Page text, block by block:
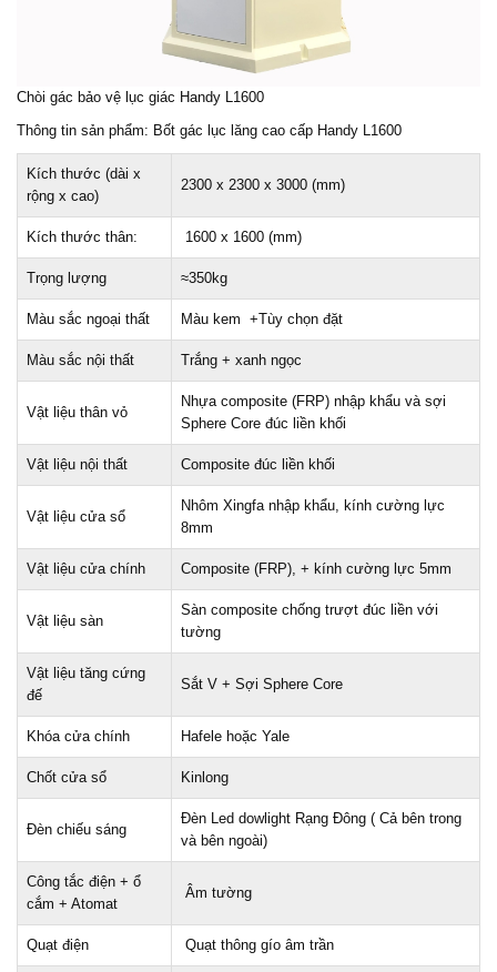
Chòi gác bảo vệ lục giác Handy L1600
Thông tin sản phẩm: Bốt gác lục lăng cao cấp Handy L1600
Kích thước (dài x
rộng x cao)
2300 x 2300 x 3000 (mm)
Kích thước thân: 1600 x 1600 (mm)
Trọng lượng ≈350kg
Màu sắc ngoại thất Màu kem +Tùy chọn đặt
Màu sắc nội thất Trắng + xanh ngọc
Vật liệu thân vỏ
Nhựa composite (FRP) nhập khẩu và sợi
Sphere Core đúc liền khối
Vật liệu nội thất Composite đúc liền khối
Vật liệu cửa sổ
Nhôm Xingfa nhập khẩu, kính cường lực
8mm
Vật liệu cửa chính Composite (FRP), + kính cường lực 5mm
Vật liệu sàn
Sàn composite chống trượt đúc liền với
tường
Vật liệu tăng cứng
đế
Sắt V + Sợi Sphere Core
Khóa cửa chính Hafele hoặc Yale
Chốt cửa sổ Kinlong
Đèn chiếu sáng
Đèn Led dowlight Rạng Đông ( Cả bên trong
và bên ngoài)
Công tắc điện + ổ
cắm + Atomat
Âm tường
Quạt điện Quạt thông gío âm trần